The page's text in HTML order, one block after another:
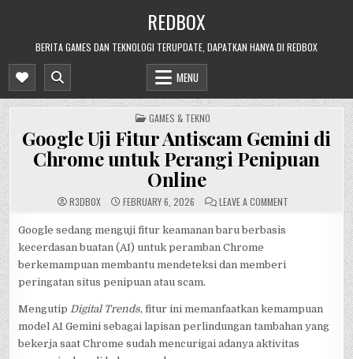
REDBOX
BERITA GAMES DAN TEKNOLOGI TERUPDATE, DAPATKAN HANYA DI REDBOX
MENU
POSTED
IN
GAMES & TEKNO
Google Uji Fitur Antiscam Gemini di
Chrome untuk Perangi Penipuan
Online
R3DB0X FEBRUARY 6, 2026 LEAVE A COMMENTON
ONLINE
Google sedang menguji fitur keamanan baru berbasis
kecerdasan buatan (AI) untuk peramban Chrome
berkemampuan membantu mendeteksi dan memberi
peringatan situs penipuan atau scam.
MengutipDigital Trends, fitur ini memanfaatkan kemampuan
model AI Gemini sebagai lapisan perlindungan tambahan yang
bekerja saat Chrome sudah mencurigai adanya aktivitas